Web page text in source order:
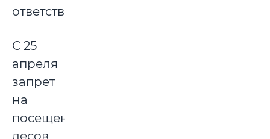
ответственность.
С 25
апреля
запрет
на
посещение